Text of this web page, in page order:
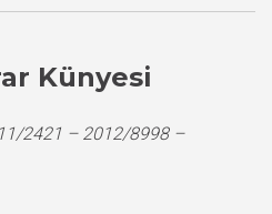
Künyesi
2421 – 2012/8998 –